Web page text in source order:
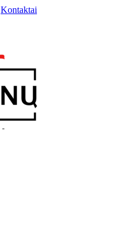
Kontaktai